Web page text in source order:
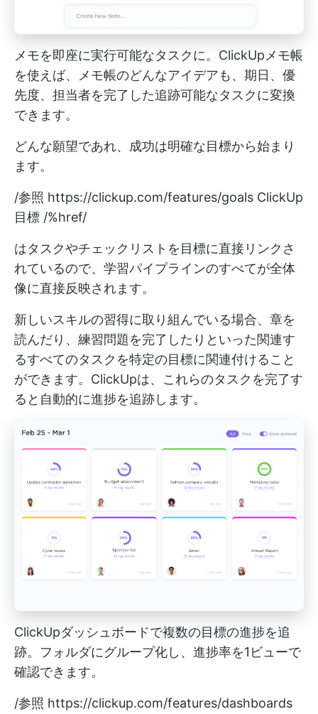
メモを即座に実行可能なタスクに。ClickUpメモ帳
を使えば、メモ帳のどんなアイデアも、期日、優
先度、担当者を完了した追跡可能なタスクに変換
できます。
どんな願望であれ、成功は明確な目標から始まり
ます。
/参照 https://clickup.com/features/goals ClickUp
目標 /%href/
はタスクやチェックリストを目標に直接リンクさ
れているので、学習パイプラインのすべてが全体
像に直接反映されます。
新しいスキルの習得に取り組んでいる場合、章を
読んだり、練習問題を完了したりといった関連す
るすべてのタスクを特定の目標に関連付けること
ができます。ClickUpは、これらのタスクを完了す
ると自動的に進捗を追跡します。
ClickUpダッシュボードで複数の目標の進捗を追
跡。フォルダにグループ化し、進捗率を1ビューで
確認できます。
/参照 https://clickup.com/features/dashboards